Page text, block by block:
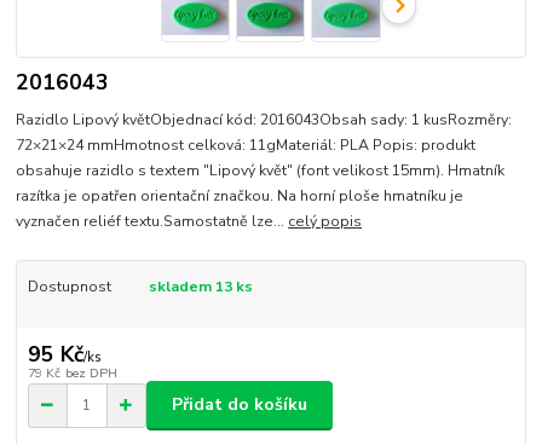
2016043
Razidlo Lipový květObjednací kód: 2016043Obsah sady: 1 kusRozměry:
72×21×24 mmHmotnost celková: 11gMateriál: PLA Popis: produkt
obsahuje razidlo s textem "Lipový květ" (font velikost 15mm). Hmatník
razítka je opatřen orientační značkou. Na horní ploše hmatníku je
vyznačen reliéf textu.Samostatně lze... celý popis
Dostupnost skladem 13 ks
95 Kč/ks
79 Kč bez DPH
Přidat do košíku